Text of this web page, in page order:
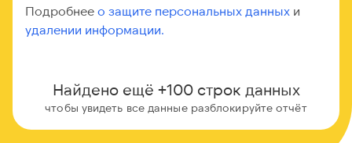
Подробнее о защите персональных данных и
удалении информации.
Найдено ещё +100 строк данных
чтобы увидеть все данные разблокируйте отчёт